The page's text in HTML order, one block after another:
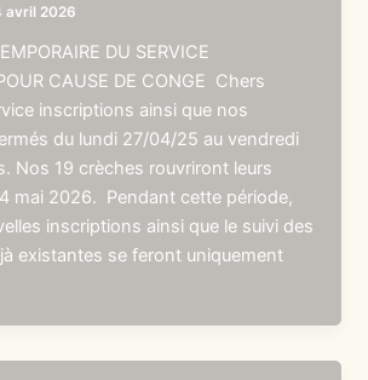
avril 2026
DU SERVICE
CAUSE DE CONGE Chers
inscriptions ainsi que nos
du lundi 27/04/25 au vendredi
Nos 19 crèches rouvriront leurs
mai 2026. Pendant cette période,
inscriptions ainsi que le suivi des
existantes se feront uniquement